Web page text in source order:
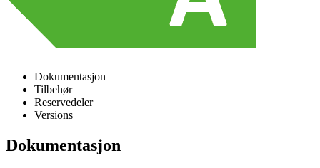
Dokumentasjon
Tilbehør
Reservedeler
Versions
Dokumentasjon